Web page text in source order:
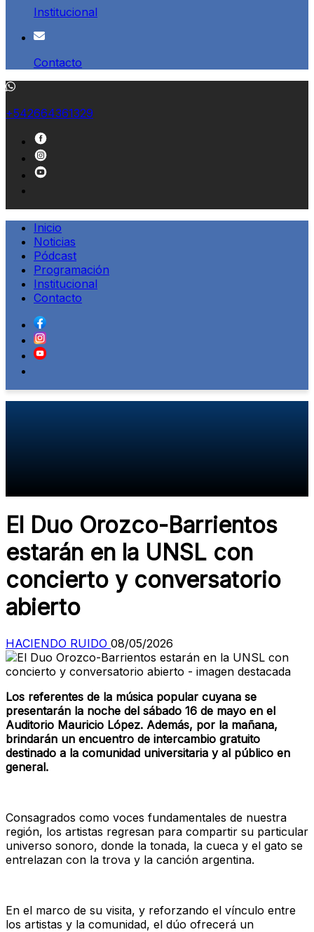
Institucional
Contacto
+542664361329
Inicio
Noticias
Pódcast
Programación
Institucional
Contacto
El Duo Orozco-Barrientos
estarán en la UNSL con
concierto y conversatorio
abierto
HACIENDO RUIDO 08/05/2026
Los referentes de la música popular cuyana se
presentarán la noche del sábado 16 de mayo en el
Auditorio Mauricio López. Además, por la mañana,
brindarán un encuentro de intercambio gratuito
destinado a la comunidad universitaria y al público en
general.
Consagrados como voces fundamentales de nuestra
región, los artistas regresan para compartir su particular
universo sonoro, donde la tonada, la cueca y el gato se
entrelazan con la trova y la canción argentina.
En el marco de su visita, y reforzando el vínculo entre
los artistas y la comunidad, el dúo ofrecerá un